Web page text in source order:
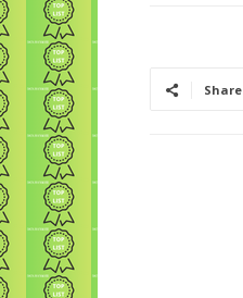
Share